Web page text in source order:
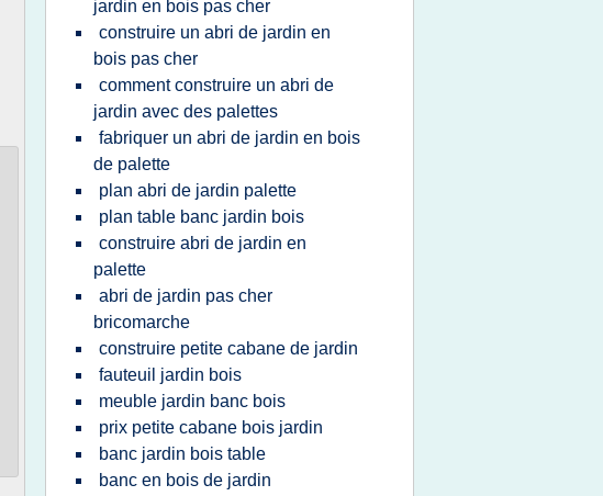
jardin en bois pas cher
construire un abri de jardin en
bois pas cher
comment construire un abri de
jardin avec des palettes
fabriquer un abri de jardin en bois
de palette
plan abri de jardin palette
plan table banc jardin bois
construire abri de jardin en
palette
abri de jardin pas cher
bricomarche
construire petite cabane de jardin
fauteuil jardin bois
meuble jardin banc bois
prix petite cabane bois jardin
banc jardin bois table
banc en bois de jardin